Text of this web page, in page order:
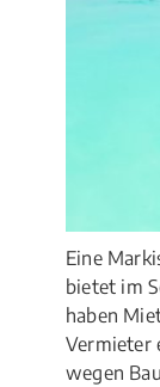
Eine
bietet im
haben
Vermieter
wegen